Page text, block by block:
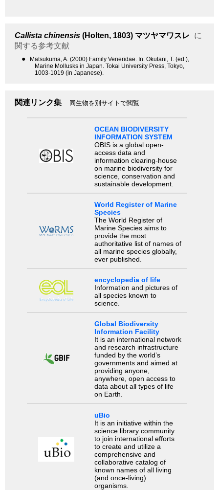
Callista chinensis (Holten, 1803) マツヤマワスレ
に
関する参考文献
●
Matsukuma, A. (2000) Family Veneridae. In: Okutani, T. (ed.),
Marine Mollusks in Japan. Tokai University Press, Tokyo,
1003-1019 (in Japanese).
関連リンク集 同生物を別サイトで閲覧
OCEAN BIODIVERSITY
INFORMATION SYSTEM
OBIS is a global open-
access data and
information clearing-house
on marine biodiversity for
science, conservation and
sustainable development.
World Register of Marine
Species
The World Register of
Marine Species aims to
provide the most
authoritative list of names of
all marine species globally,
ever published.
encyclopedia of life
Information and pictures of
all species known to
science.
Global Biodiversity
Information Facility
It is an international network
and research infrastructure
funded by the world’s
governments and aimed at
providing anyone,
anywhere, open access to
data about all types of life
on Earth.
uBio
It is an initiative within the
science library community
to join international efforts
to create and utilize a
comprehensive and
collaborative catalog of
known names of all living
(and once-living)
organisms.